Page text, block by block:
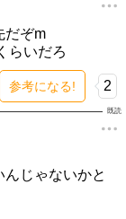
だぞm
らいだろ
参考になる! 2
んじゃないかと